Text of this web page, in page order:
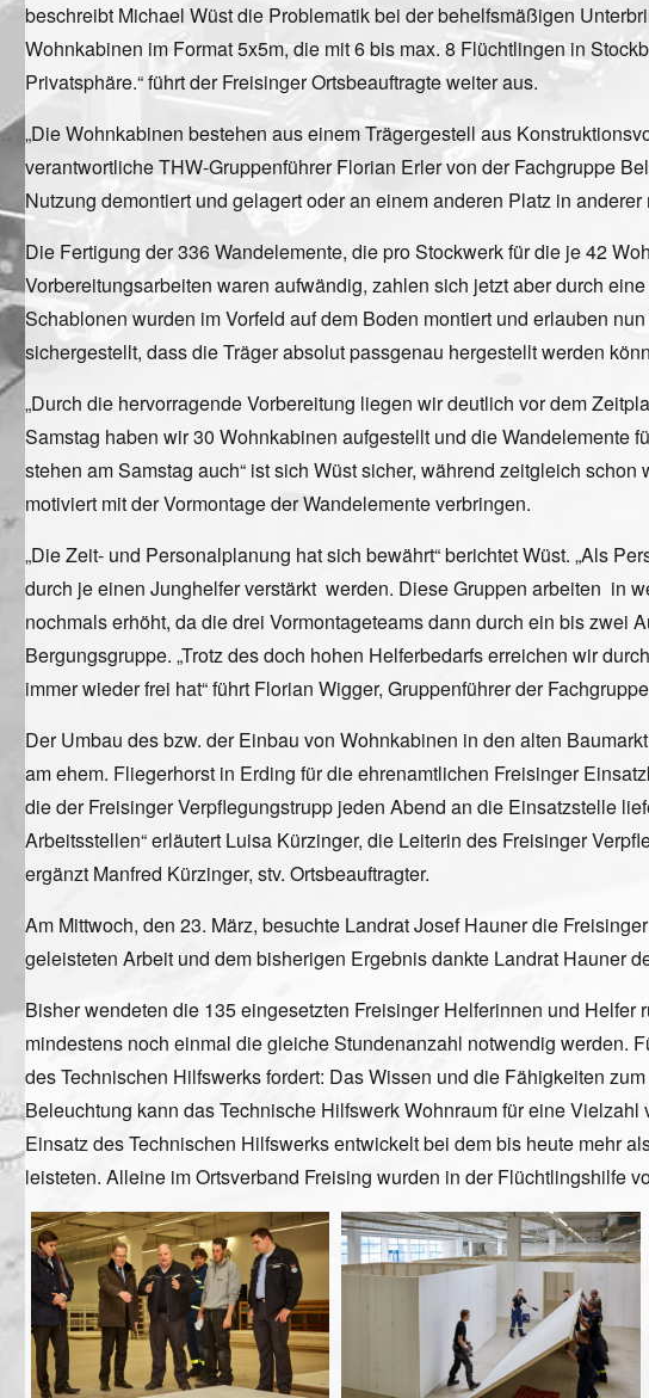
beschreibt Michael Wüst die Problematik bei der behelfsmäßigen
Wohnkabinen im Format 5x5m, die mit 6 bis max. 8 Flüchtlingen in
Privatsphäre.“ führt der Freisinger Ortsbeauftragte weiter aus.
„Die Wohnkabinen bestehen aus einem Trägergestell aus
verantwortliche THW-Gruppenführer Florian Erler von der Fachgruppe
Nutzung demontiert und gelagert oder an einem anderen Platz in
Die Fertigung der 336 Wandelemente, die pro Stockwerk für die je 42
Vorbereitungsarbeiten waren aufwändig, zahlen sich jetzt aber durch
Schablonen wurden im Vorfeld auf dem Boden montiert und erlauben
sichergestellt, dass die Träger absolut passgenau hergestellt werden
„Durch die hervorragende Vorbereitung liegen wir deutlich vor dem
Samstag haben wir 30 Wohnkabinen aufgestellt und die Wandelemente
stehen am Samstag auch“ ist sich Wüst sicher, während zeitgleich
motiviert mit der Vormontage der Wandelemente verbringen.
„Die Zeit- und Personalplanung hat sich bewährt“ berichtet Wüst. „Als
durch je einen Junghelfer verstärkt werden. Diese Gruppen arbeiten in
nochmals erhöht, da die drei Vormontageteams dann durch ein bis zwei
Bergungsgruppe. „Trotz des doch hohen Helferbedarfs erreichen wir
immer wieder frei hat“ führt Florian Wigger, Gruppenführer der
Der Umbau des bzw. der Einbau von Wohnkabinen in den alten
am ehem. Fliegerhorst in Erding für die ehrenamtlichen Freisinger
die der Freisinger Verpflegungstrupp jeden Abend an die Einsatzstelle
Arbeitsstellen“ erläutert Luisa Kürzinger, die Leiterin des Freisinger
ergänzt Manfred Kürzinger, stv. Ortsbeauftragter.
Am Mittwoch, den 23. März, besuchte Landrat Josef Hauner die
geleisteten Arbeit und dem bisherigen Ergebnis dankte Landrat Hauner
Bisher wendeten die 135 eingesetzten Freisinger Helferinnen und
mindestens noch einmal die gleiche Stundenanzahl notwendig werden.
des Technischen Hilfswerks fordert: Das Wissen und die Fähigkeiten
Beleuchtung kann das Technische Hilfswerk Wohnraum für eine
Einsatz des Technischen Hilfswerks entwickelt bei dem bis heute mehr
leisteten. Alleine im Ortsverband Freising wurden in der Flüchtlingshilfe